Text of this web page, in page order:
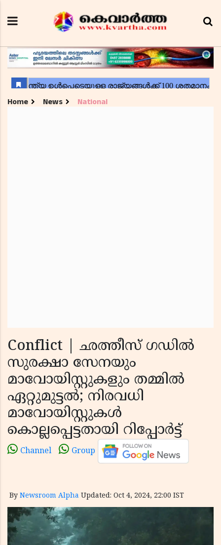
Home News National
Conflict | ഛത്തീസ് ഗഡിൽ
സുരക്ഷാ സേനയും
മാവോയിസ്റ്റുകളും തമ്മിൽ
ഏറ്റുമുട്ടൽ; നിരവധി
മാവോയിസ്റ്റുകൾ
കൊല്ലപ്പെട്ടതായി റിപ്പോർട്ട്
Channel Group
By Newsroom Alpha Updated: Oct 4, 2024, 22:00 IST